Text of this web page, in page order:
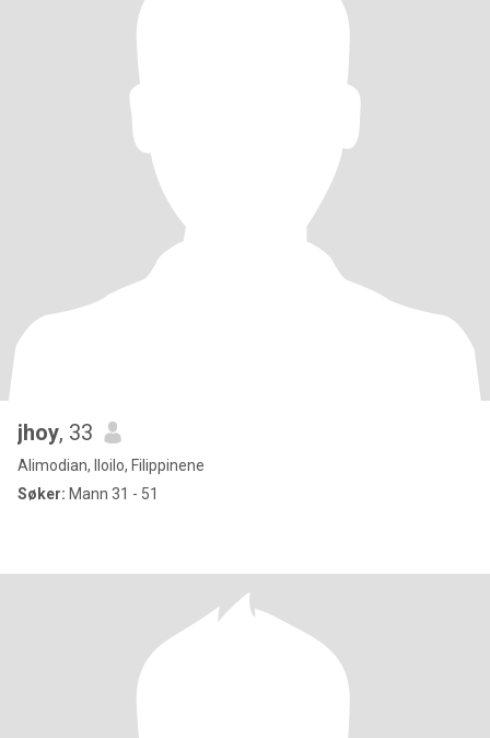
jhoy, 33
Alimodian, Iloilo, Filippinene
Søker: Mann 31 - 51